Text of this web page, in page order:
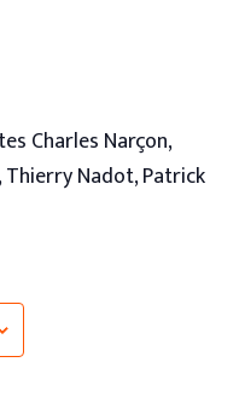
Charles Narçon,
Thierry Nadot, Patrick